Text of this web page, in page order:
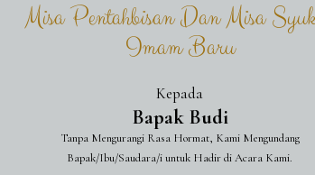
Konfirmasi kehadiran
Kehadiran
Misa Pentahbisan Dan Misa
Imam Baru
Kepada
Bapak Budi
Tanpa Mengurangi Rasa Hormat, Kami Mengundang
Bapak/Ibu/Saudara/i untuk Hadir di Acara Kami.